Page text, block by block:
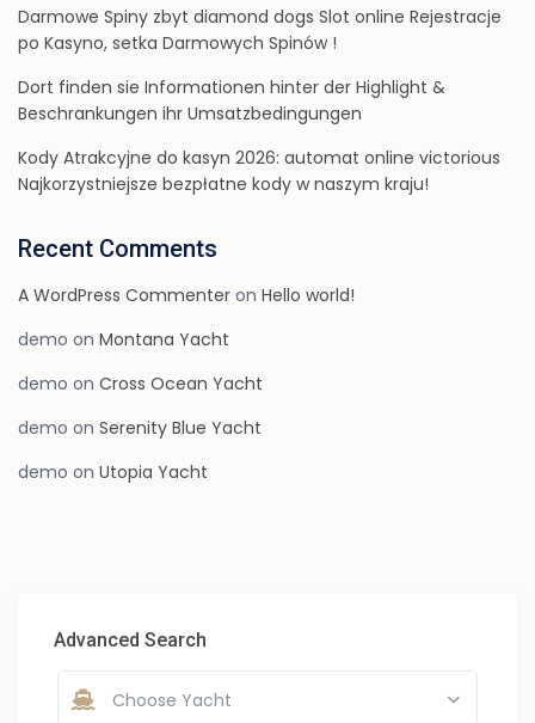
Darmowe Spiny zbyt diamond dogs Slot online Rejestracje
po Kasyno, setka Darmowych Spinów !
Dort finden sie Informationen hinter der Highlight &
Beschrankungen ihr Umsatzbedingungen
Kody Atrakcyjne do kasyn 2026: automat online victorious
Najkorzystniejsze bezpłatne kody w naszym kraju!
Recent Comments
A WordPress Commenter onHello world!
demo onMontana Yacht
demo onCross Ocean Yacht
demo onSerenity Blue Yacht
demo onUtopia Yacht
Advanced Search
Choose Yacht